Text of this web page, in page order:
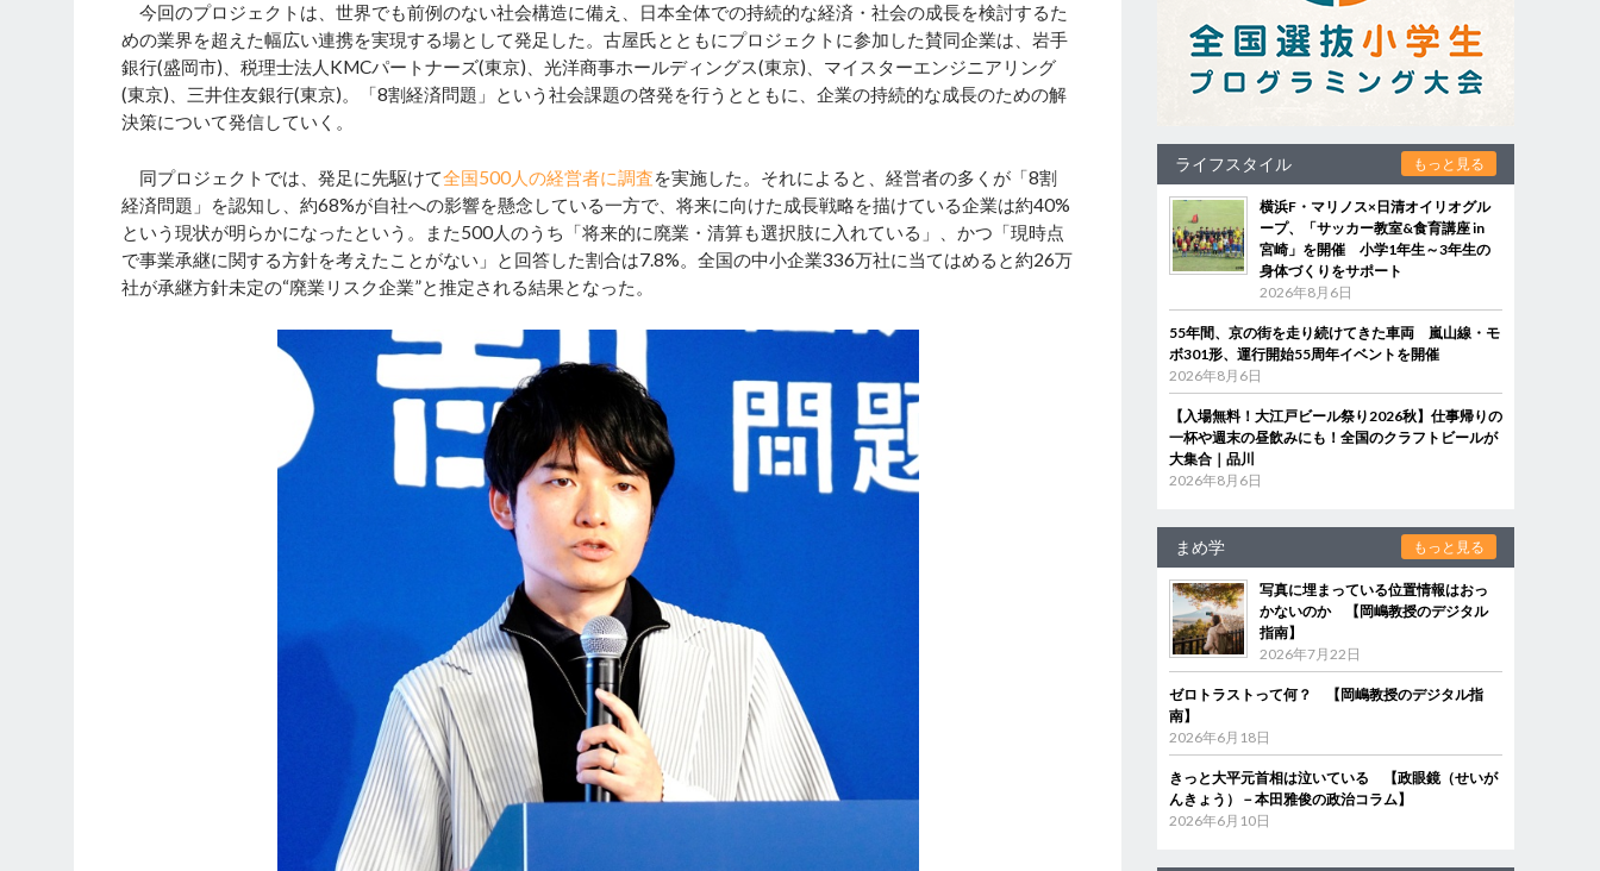
今回のプロジェクトは、世界でも前例のない社会構造に備え、日本全体での持続的な経済・社会の成長を検討するた
めの業界を超えた幅広い連携を実現する場として発足した。古屋氏とともにプロジェクトに参加した賛同企業は、岩手
銀行(盛岡市)、税理士法人KMCパートナーズ(東京)、光洋商事ホールディングス(東京)、マイスターエンジニアリング
(東京)、三井住友銀行(東京)。「8割経済問題」という社会課題の啓発を行うとともに、企業の持続的な成長のための解
決策について発信していく。
同プロジェクトでは、発足に先駆けて全国500人の経営者に調査を実施した。それによると、経営者の多くが「8割
経済問題」を認知し、約68%が自社への影響を懸念している一方で、将来に向けた成長戦略を描けている企業は約40%
という現状が明らかになったという。また500人のうち「将来的に廃業・清算も選択肢に入れている」、かつ「現時点
で事業承継に関する方針を考えたことがない」と回答した割合は7.8%。全国の中小企業336万社に当てはめると約26万
社が承継方針未定の“廃業リスク企業”と推定される結果となった。
ライフスタイル もっと見る
横浜F・マリノス×日清オイリオグル
ープ、「サッカー教室&食育講座 in
宮崎」を開催 小学1年生～3年生の
身体づくりをサポート
2026年8月6日
55年間、京の街を走り続けてきた車両 嵐山線・モ
ボ301形、運行開始55周年イベントを開催
2026年8月6日
【入場無料！大江戸ビール祭り2026秋】仕事帰りの
一杯や週末の昼飲みにも！全国のクラフトビールが
大集合｜品川
2026年8月6日
まめ学 もっと見る
写真に埋まっている位置情報はおっ
かないのか 【岡嶋教授のデジタル
指南】
2026年7月22日
ゼロトラストって何？ 【岡嶋教授のデジタル指
南】
2026年6月18日
きっと大平元首相は泣いている 【政眼鏡（せいが
んきょう）－本田雅俊の政治コラム】
2026年6月10日